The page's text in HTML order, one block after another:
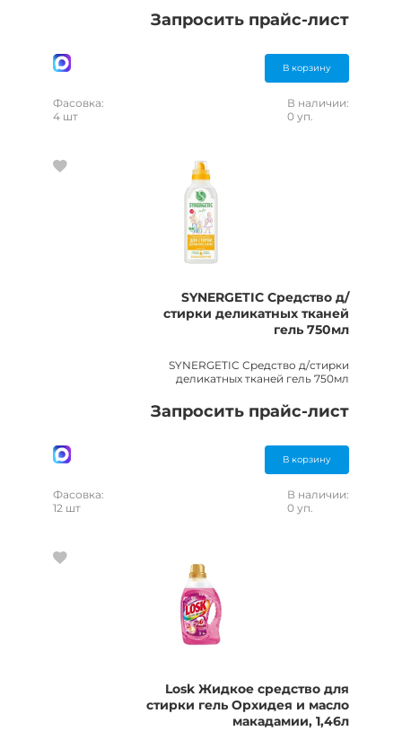
Запросить прайс-лист
В корзину
Фасовка:
4 шт
В наличии:
0 уп.
SYNERGETIC Средство д/
стирки деликатных тканей
гель 750мл
SYNERGETIC Средство д/стирки
деликатных тканей гель 750мл
Запросить прайс-лист
В корзину
Фасовка:
12 шт
В наличии:
0 уп.
Losk Жидкое средство для
стирки гель Орхидея и масло
макадамии, 1,46л